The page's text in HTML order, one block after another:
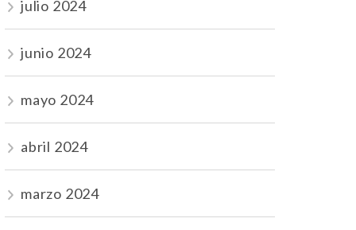
julio 2024
junio 2024
mayo 2024
abril 2024
marzo 2024